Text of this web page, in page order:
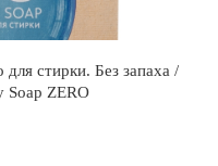
стирки. Без запаха /
Soap ZERO